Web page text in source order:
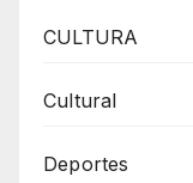
CULTURA
Cultural
Deportes